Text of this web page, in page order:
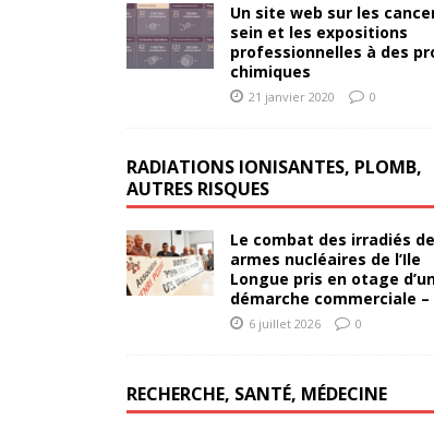
Un site web sur les
sein et les expositions
professionnelles à des
chimiques
21 janvier 2020 0
RADIATIONS IONISANTES, PLOMB,
AUTRES RISQUES
Le combat des irradiés
armes nucléaires de l’Ile
Longue pris en otage
démarche commerciale
6 juillet 2026 0
RECHERCHE, SANTÉ, MÉDECINE